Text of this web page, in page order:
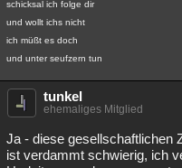
Musik Clash
Übersichten
Besucht Teilgenommen
Lesenswert
schicksal ich folge dir
und wollt ichs nicht
ich müßt es doch
und unter seufzern tun
tunkel
ehemaliges Mitglied
Ja - diese gesellschaftlichen
ist verdammt schwierig, ich